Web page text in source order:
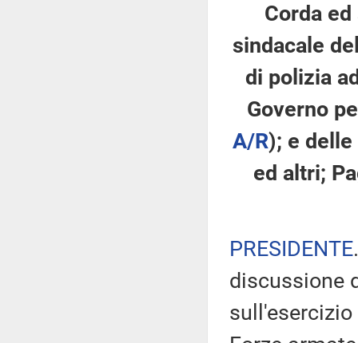
Corda
sindacale
di polizia
Governo
A/R); e
ed altri;
PRESIDENTE
discussione